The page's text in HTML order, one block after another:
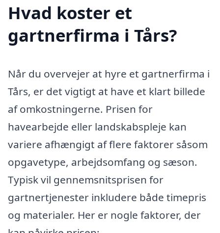
Hvad koster et
gartnerfirma i Tårs?
Når du overvejer at hyre et gartnerfirma i
Tårs, er det vigtigt at have et klart billede
af omkostningerne. Prisen for
havearbejde eller landskabspleje kan
variere afhængigt af flere faktorer såsom
opgavetype, arbejdsomfang og sæson.
Typisk vil gennemsnitsprisen for
gartnertjenester inkludere både timepris
og materialer. Her er nogle faktorer, der